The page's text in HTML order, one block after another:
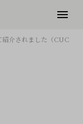
紹介されました（CUC